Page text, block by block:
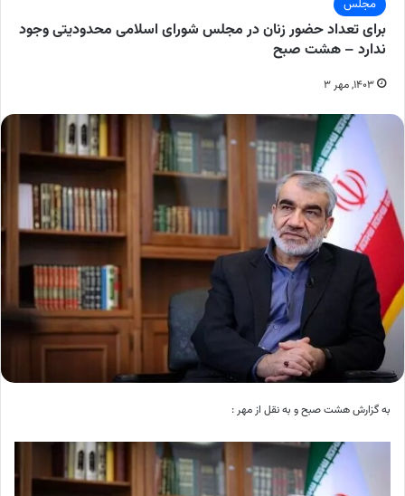
مجلس
برای تعداد حضور زنان در مجلس شورای اسلامی محدودیتی وجود
ندارد – هشت صبح
۱۴۰۳, مهر ۳
به گزارش هشت صبح و به نقل از مهر :